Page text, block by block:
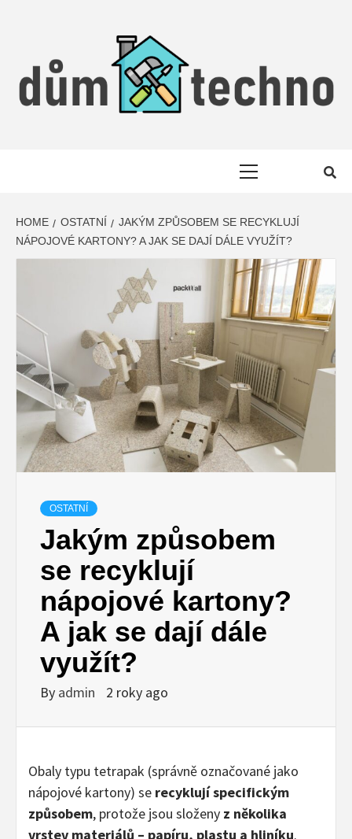
TECHNIKA
HOME OSTATNÍ
JAKÝM ZPŮSOBEM SE RECYKLUJÍ
NÁPOJOVÉ KARTONY? A JAK SE DAJÍ DÁLE VYUŽÍT?
OSTATNÍ
Jakým způsobem
se recyklují
nápojové kartony?
A jak se dají dále
využít?
By admin 2 roky ago
Obaly typu tetrapak (správně označované jako
nápojové kartony) se recyklují specifickým
způsobem, protože jsou složeny z několika
vrstev materiálů – papíru, plastu a hliníku.